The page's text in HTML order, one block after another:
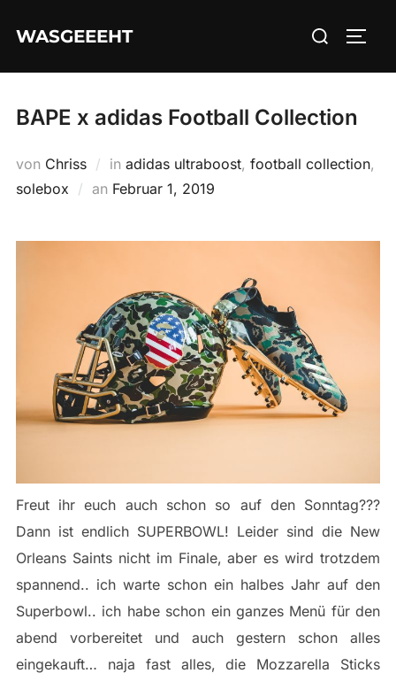
InhaltWASGEEEHT
Suchen
BAPE x adidas Football Collection
von Chriss in adidas ultraboost, football collection,
solebox
an Veröffentlicht
Februar 1, 2019
Freut ihr euch auch schon so auf den Sonntag???
Dann ist endlich SUPERBOWL! Leider sind die New
Orleans Saints nicht im Finale, aber es wird trotzdem
spannend.. ich warte schon ein halbes Jahr auf den
Superbowl.. ich habe schon ein ganzes Menü für den
abend vorbereitet und auch gestern schon alles
eingekauft… naja fast alles, die Mozzarella Sticks